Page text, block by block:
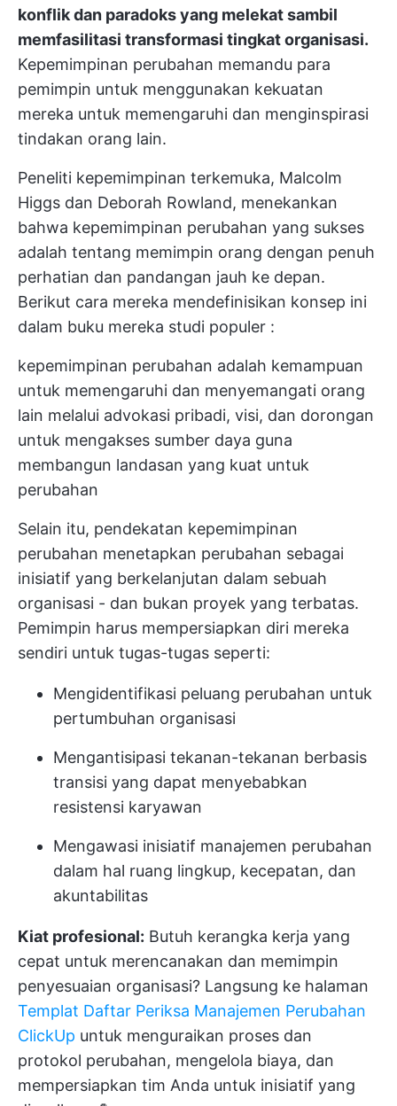
konflik dan paradoks yang melekat sambil
memfasilitasi transformasi tingkat organisasi.
Kepemimpinan perubahan memandu para
pemimpin untuk menggunakan kekuatan
mereka untuk memengaruhi dan menginspirasi
tindakan orang lain.
Peneliti kepemimpinan terkemuka, Malcolm
Higgs dan Deborah Rowland, menekankan
bahwa kepemimpinan perubahan yang sukses
adalah tentang memimpin orang dengan penuh
perhatian dan pandangan jauh ke depan.
Berikut cara mereka mendefinisikan konsep ini
dalam buku mereka studi populer :
kepemimpinan perubahan adalah kemampuan
untuk memengaruhi dan menyemangati orang
lain melalui advokasi pribadi, visi, dan dorongan
untuk mengakses sumber daya guna
membangun landasan yang kuat untuk
perubahan
Selain itu, pendekatan kepemimpinan
perubahan menetapkan perubahan sebagai
inisiatif yang berkelanjutan dalam sebuah
organisasi - dan bukan proyek yang terbatas.
Pemimpin harus mempersiapkan diri mereka
sendiri untuk tugas-tugas seperti:
Mengidentifikasi peluang perubahan untuk
pertumbuhan organisasi
Mengantisipasi tekanan-tekanan berbasis
transisi yang dapat menyebabkan
resistensi karyawan
Mengawasi inisiatif manajemen perubahan
dalam hal ruang lingkup, kecepatan, dan
akuntabilitas
Kiat profesional: Butuh kerangka kerja yang
cepat untuk merencanakan dan memimpin
penyesuaian organisasi? Langsung ke halaman
Templat Daftar Periksa Manajemen Perubahan
ClickUp untuk menguraikan proses dan
protokol perubahan, mengelola biaya, dan
mempersiapkan tim Anda untuk inisiatif yang